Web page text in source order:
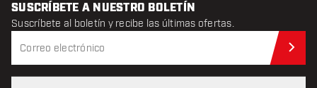
SUSCRÍBETE A NUESTRO BOLETÍN
Suscríbete al boletín y recibe las últimas ofertas.